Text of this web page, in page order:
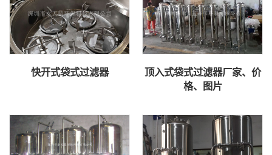
快开式袋式过滤器
顶入式袋式过滤器厂家、价
格、图片